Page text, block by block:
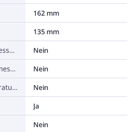
162 mm
135 mm
Aktive Temperaturmessung
Nein
Passive Temperaturmessung
Nein
Durchschnittstemperaturmessung
Nein
Ja
Nein